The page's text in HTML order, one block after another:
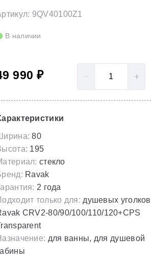
душевых
ванны
9QV40100Z1
В наличии
990 ₽
80
195
стекло
Ravak
2 года
только для:
CRV2-80/90/100/110/120+CPS